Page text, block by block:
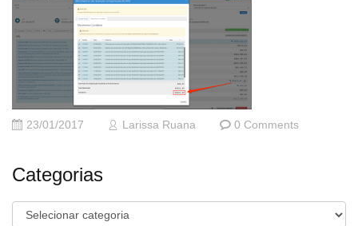
23/01/2017 Larissa Ruana 0 Comments
Categorias
Categorias